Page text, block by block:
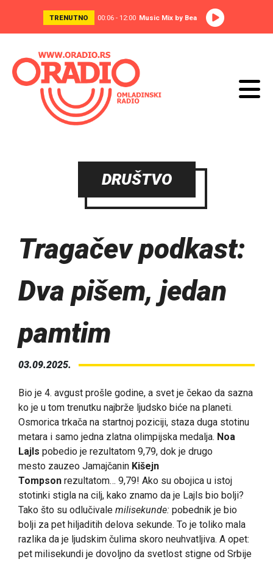
TRENUTNO 00:06 - 12:00 Music Mix by Bea
DRUŠTVO
Tragačev podkast:
Dva pišem, jedan
pamtim
03.09.2025.
Bio je 4. avgust prošle godine, a svet je čekao da sazna
ko je u tom trenutku najbrže ljudsko biće na planeti.
Osmorica trkača na startnoj poziciji, staza duga stotinu
metara i samo jedna zlatna olimpijska medalja. Noa
Lajls pobedio je rezultatom 9,79, dok je drugo
mesto zauzeo Jamajčanin Kišejn
Tompson rezultatom… 9,79! Ako su obojica u istoj
stotinki stigla na cilj, kako znamo da je Lajls bio bolji?
Tako što su odlučivale milisekunde: pobednik je bio
bolji za pet hiljaditih delova sekunde. To je toliko mala
razlika da je ljudskim čulima skoro neuhvatljiva. A opet:
pet milisekundi je dovoljno da svetlost stigne od Srbije